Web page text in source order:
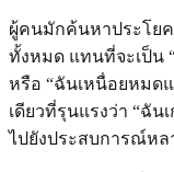
ผู้คนมักค้นหาประโย
ทั้งหมด แทนที่จะเป็น
หรือ “ฉันเหนื่อยหมดแ
เดียวที่รุนแรงว่า “ฉัน
ไปยังประสบการณ์หล